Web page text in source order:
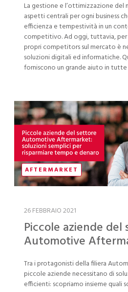
La gestione e l’ottimizzazione del
aspetti centrali per ogni business
efficienza e tempestività in un
competitivo. Ad oggi, tuttavia,
propri competitors sul mercato è
soluzioni digitali ed informatiche.
forniscono un grande aiuto in
AFTERMARKET
26 FEBBRAIO 2021
Piccole aziende
Automotive
tempo e denaro
Tra i protagonisti della filiera
piccole aziende necessitano di
efficienti: scopriamo insieme quali